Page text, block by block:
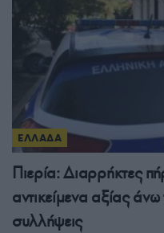
ΕΛΛΑΔΑ
Πιερία: Διαρρήκτες
αντικείμενα αξίας
συλλήψεις